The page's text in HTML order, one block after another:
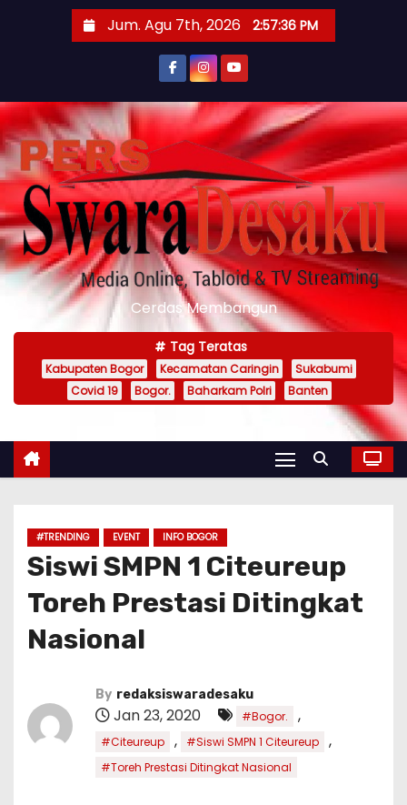
t
o
c
o
n
t
e
Jum. Agu 7th, 2026 2:57:38 PM
Cerdas Membangun
Tag Teratas
Kabupaten Bogor Kecamatan Caringin
Sukabumi
Covid 19
Bogor. Baharkam Polri Banten
#TRENDING EVENT INFO BOGOR
Siswi SMPN 1 Citeureup
Toreh Prestasi Ditingkat
Nasional
By redaksiswaradesaku
Jan 23, 2020 #Bogor. ,
#Citeureup , #Siswi SMPN 1 Citeureup ,
#Toreh Prestasi Ditingkat Nasional